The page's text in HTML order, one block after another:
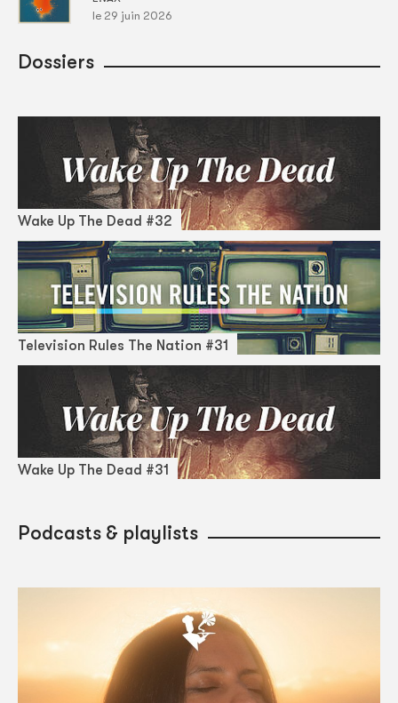
le 29 juin 2026
Dossiers
Wake Up The Dead #32
Television Rules The Nation #31
Wake Up The Dead #31
Podcasts & playlists